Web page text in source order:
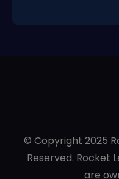
© Copyright 2025
Reserved. Rocket
are